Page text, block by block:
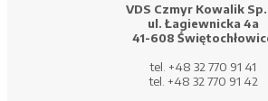
VDS Czmyr Kowalik
ul. Łagiewnicka 4a
41-608
tel. +48 32 770 91 41
tel. +48 32 770 91 42